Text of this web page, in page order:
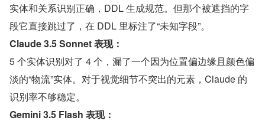
实体和关系识别正确，DDL 生成规范。但那个被遮挡的字
段它直接跳过了，在 DDL 里标注了“未知字段”。
Claude 3.5 Sonnet 表现：
5 个实体识别对了 4 个，漏了一个因为位置偏边缘且颜色偏
淡的“物流”实体。对于视觉细节不突出的元素，Claude 的
识别率不够稳定。
Gemini 3.5 Flash 表现：